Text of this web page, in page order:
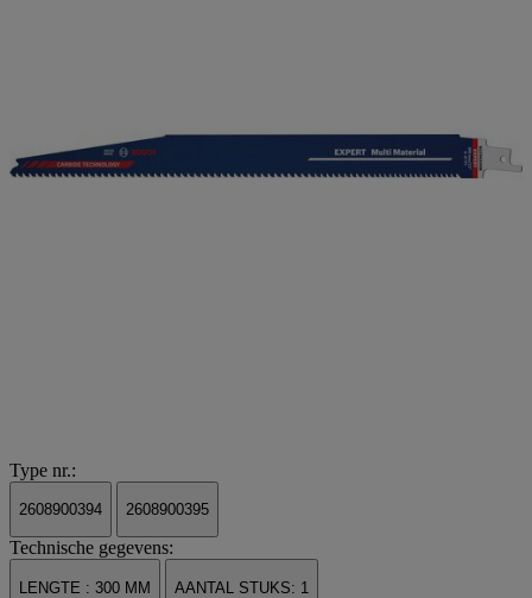
Type nr.:
2608900394 2608900395
Technische gegevens:
LENGTE : 300 MM AANTAL STUKS: 1